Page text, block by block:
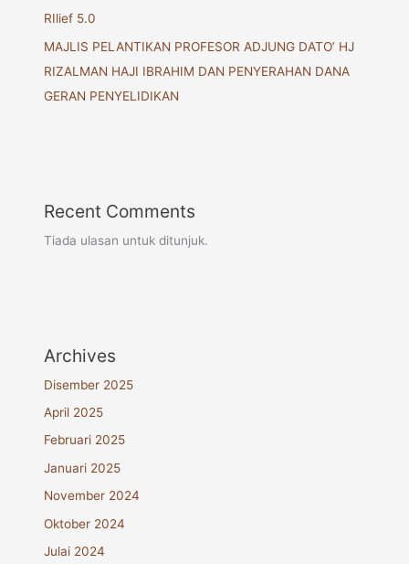
RIlief 5.0
MAJLIS PELANTIKAN PROFESOR ADJUNG DATO’ HJ
RIZALMAN HAJI IBRAHIM DAN PENYERAHAN DANA
GERAN PENYELIDIKAN
Recent Comments
Tiada ulasan untuk ditunjuk.
Archives
Disember 2025
April 2025
Februari 2025
Januari 2025
November 2024
Oktober 2024
Julai 2024